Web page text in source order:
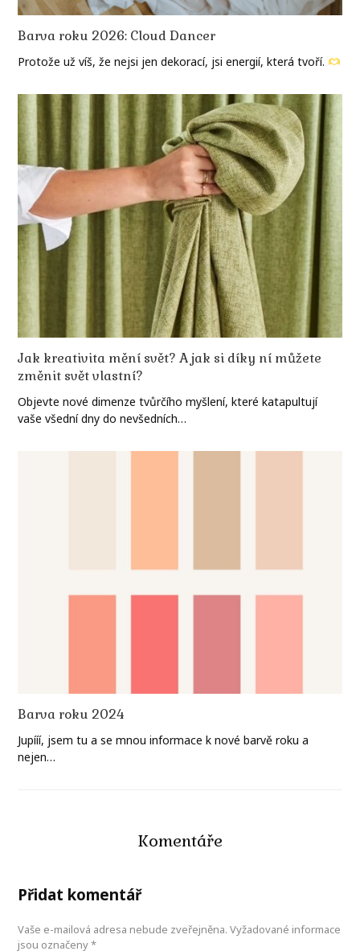
Barva roku 2026: Cloud Dancer
Protože už víš, že nejsi jen dekorací, jsi energií, která tvoří.
Jak kreativita mění svět? A jak si díky ní můžete
změnit svět vlastní?
Objevte nové dimenze tvůrčího myšlení, které katapultují
vaše všední dny do nevšedních…
Barva roku 2024
Jupííí, jsem tu a se mnou informace k nové barvě roku a
nejen…
Komentáře
Přidat komentář
Vaše e-mailová adresa nebude zveřejněna. Vyžadované informace
jsou označeny*